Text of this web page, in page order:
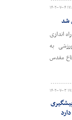
۰۷-۰۴ ۱۷:۵۸
شد
اندازی
به
مقدس
۰۷-۰۳ ۱۷:۳۴